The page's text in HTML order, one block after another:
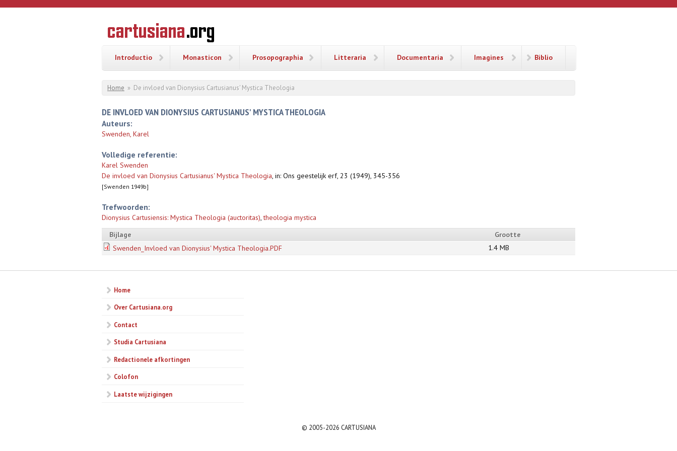
Overslaan en naar de inhoud gaan
CARTUSIANA
Geschiedenis
van de
Introductio Monasticon Prosopographia Litteraria Documentaria Imagines Biblio
U bent hier
Home » De invloed van Dionysius Cartusianus' Mystica Theologia
DE INVLOED VAN DIONYSIUS CARTUSIANUS' MYSTICA THEOLOGIA
Auteurs:
Swenden, Karel
Volledige referentie:
Karel Swenden
De invloed van Dionysius Cartusianus' Mystica Theologia, in: Ons geestelijk erf, 23 (1949), 345-356
[Swenden 1949b]
Trefwoorden:
Dionysius Cartusiensis: Mystica Theologia (auctoritas),theologia mystica
Bijlage
Grootte
Swenden_Invloed van Dionysius' Mystica Theologia.PDF
1.4 MB
Home
Over Cartusiana.org
Contact
Studia Cartusiana
Redactionele afkortingen
Colofon
Laatste wijzigingen
© 2005-2026 CARTUSIANA